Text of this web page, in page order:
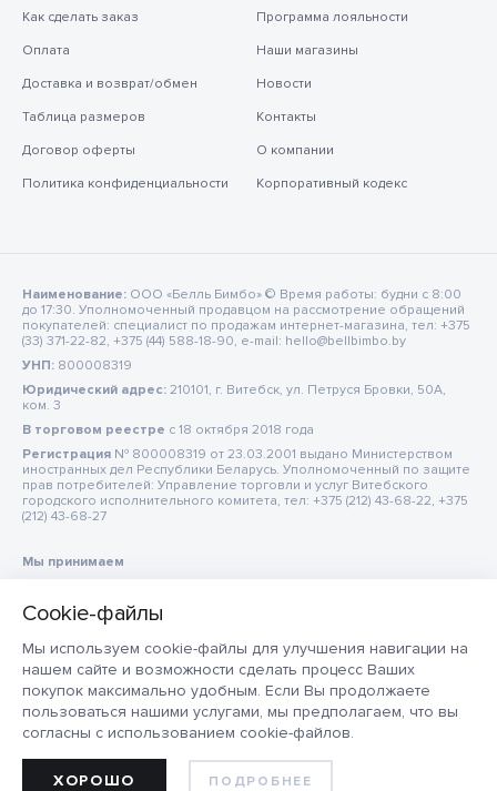
Мы используем cookie-файлы для улучшения навигации на
нашем сайте и возможности сделать процесс Ваших
покупок максимально удобным. Если Вы продолжаете
пользоваться нашими услугами, мы предполагаем, что вы
согласны с использованием cookie-файлов.
ПОДРОБНЕЕ
ХОРОШО
Как сделать заказ
Оплата
Доставка и возврат/обмен
Таблица размеров
Договор оферты
Политика конфиденциальности
Программа лояльности
Наши магазины
Новости
Контакты
О компании
Корпоративный кодекс
Наименование: ООО «Белль Бимбо» © Время работы: будни с 8:00
до 17:30. Уполномоченный продавцом на рассмотрение обращений
покупателей: специалист по продажам интернет-магазина, тел: +375
(33) 371-22-82, +375 (44) 588-18-90, e-mail: hello@bellbimbo.by
УНП: 800008319
Юридический адрес: 210101, г. Витебск, ул. Петруся Бровки, 50А,
ком. 3
В торговом реестре c 18 октября 2018 года
Регистрация № 800008319 от 23.03.2001 выдано Министерством
иностранных дел Республики Беларусь. Уполномоченный по защите
прав потребителей: Управление торговли и услуг Витебского
городского исполнительного комитета, тел: +375 (212) 43-68-22, +375
(212) 43-68-27
Мы принимаем